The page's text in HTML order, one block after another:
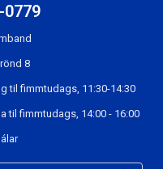
0779
8
til fimmtudags, 11:30-14:30
til fimmtudags, 14:00 - 16:00